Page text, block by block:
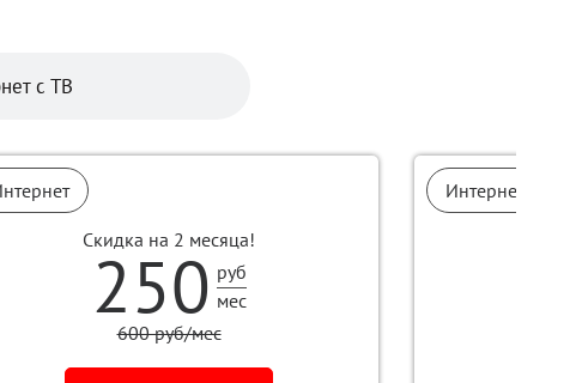
с ТВ
Скидка на 2 месяца!
250 руб
мес
600 руб/мес
Интернет